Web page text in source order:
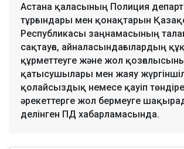
Астана қаласының Полиция
тұрғындары мен қонақтарын
Республикасы заңнамасының
сақтауға, айналасындағылардың
құрметтеуге және жол
қатысушылары мен жаяу
қолайсыздық немесе қауіп
әрекеттерге жол бермеуге
делінген ПД хабарламасында.